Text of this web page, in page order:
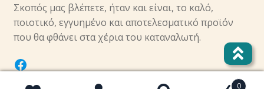
Σκοπός μας βλέπετε, ήταν και είναι, το καλό,
ποιοτικό, εγγυημένο και αποτελεσματικό προϊόν
που θα φθάνει στα χέρια του καταναλωτή.
facebook
0